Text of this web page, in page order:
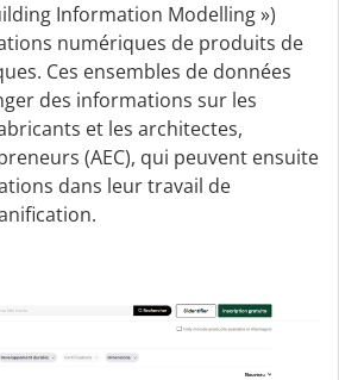
Information Modelling »)
numériques de produits de
Ces ensembles de données
des informations sur les
et les architectes,
(AEC), qui peuvent ensuite
dans leur travail de